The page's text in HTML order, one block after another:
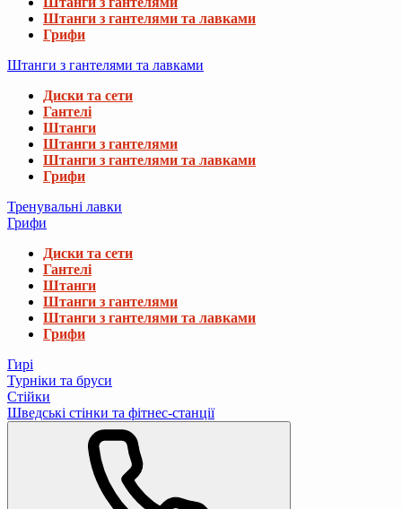
Штанги з гантелями та лавками
Грифи
Штанги з гантелями та лавками
Диски та сети
Гантелі
Штанги
Штанги з гантелями
Штанги з гантелями та лавками
Грифи
Тренувальні лавки
Грифи
Диски та сети
Гантелі
Штанги
Штанги з гантелями
Штанги з гантелями та лавками
Грифи
Гирі
Турніки та бруси
Стійки
Шведські стінки та фітнес-станції